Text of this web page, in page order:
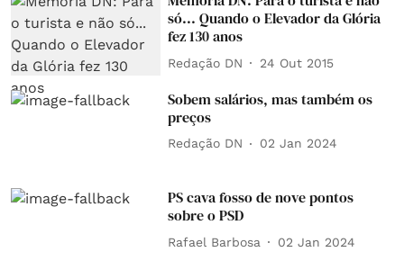
só... Quando o Elevador da Glória
fez 130 anos
Redação DN 24 Out 2015
Sobem salários, mas também os
preços
Redação DN 02 Jan 2024
PS cava fosso de nove pontos
sobre o PSD
Rafael Barbosa 02 Jan 2024